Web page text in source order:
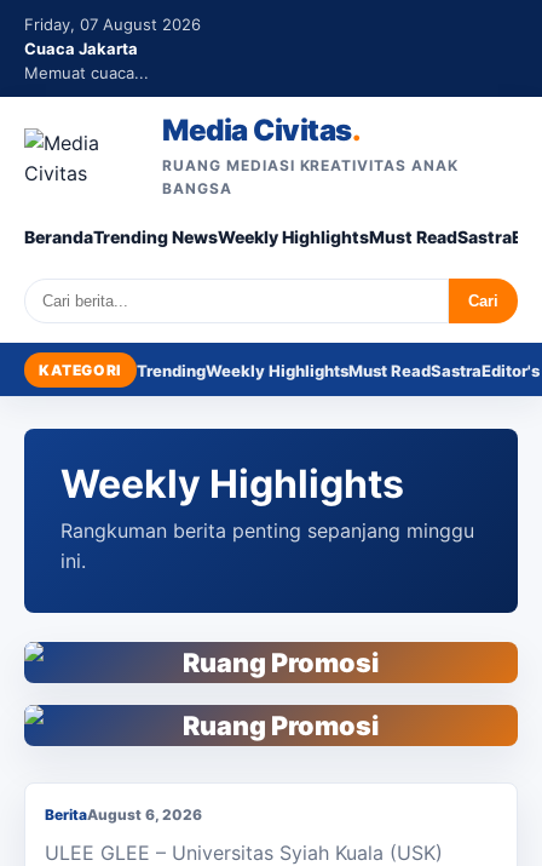
Friday, 07 August 2026
Cuaca Jakarta
Memuat cuaca...
Media Civitas.
RUANG MEDIASI KREATIVITAS ANAK
BANGSA
BerandaTrending NewsWeekly HighlightsMust ReadSastra
Search Cari
KATEGORI TrendingWeekly HighlightsMust ReadSastra
Weekly Highlights
Rangkuman berita penting sepanjang minggu
ini.
KKN Usai, KOSI USK Apresiasi Dukungan
BeritaAugust 6, 2026
ULEE GLEE – Universitas Syiah Kuala (USK)